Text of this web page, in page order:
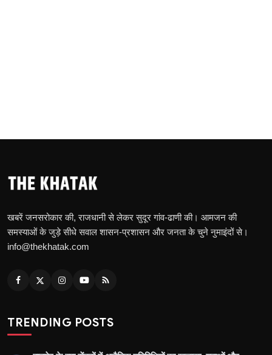
खबरें जनसरोकार की, राजधानी से लेकर सुदूर गांव-ढाणी की। आमजन की
समस्याओं के जुड़े सीधे सवाल शासन-प्रशासन और जनता के चुने नुमाइंदों से।
info@thekhatak.com
TRENDING POSTS